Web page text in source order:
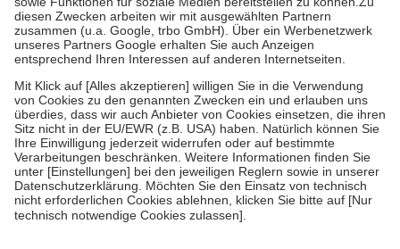
Zuzahlung zehn Prozent der Kosten sowie zehn Euro je
Verordnung.
Um das Engagement der Versicherten für ihre eigene Gesundheit zu
stärken und die besondere Stellung der Familie zu unterstützen,
fallenkeine Zuzahlungenan bei:
• Kindern und Jugendlichen bis zum vollendeten 18. Lebensjahr
mit Ausnahme der Fahrkosten
• Untersuchungen zur Vorsorge und Früherkennung, die von der
GKV getragen werden
• empfohlenen Schutzimpfungen
• Harn- und Blutteststreifen